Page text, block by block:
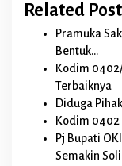
Related
Pramuka
Bentuk…
Kodim
Terbaiknya
Diduga
Kodim 0402
Pj Bupati
Semakin